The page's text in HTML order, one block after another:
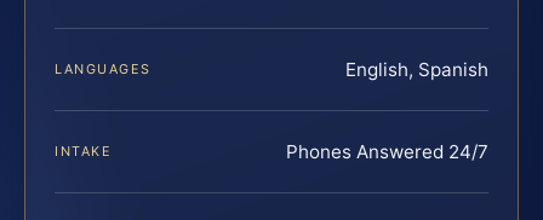
LANGUAGES English, Spanish
INTAKE Phones Answered 24/7